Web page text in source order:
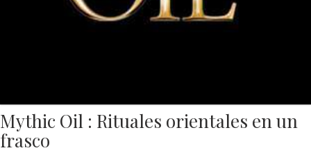
Mythic Oil : Rituales orientales en un
frasco